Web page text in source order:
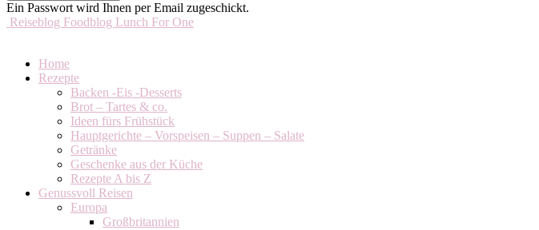
Ein Passwort wird Ihnen per Email zugeschickt.
Reiseblog Foodblog Lunch For One
Home
Rezepte
Backen -Eis -Desserts
Brot – Tartes & co.
Ideen fürs Frühstück
Hauptgerichte – Vorspeisen – Suppen – Salate
Getränke
Geschenke aus der Küche
Rezepte A bis Z
Genussvoll Reisen
Europa
Großbritannien